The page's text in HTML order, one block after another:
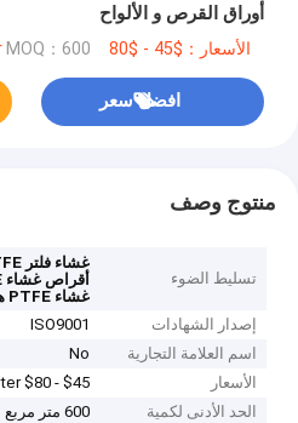
أوراق القرص و الألواح
الأسعار：$45 - $80 per square meter MOQ：600 متر مربع
افضل سعر
منتوج وصف
تسليط الضوء
غشاء فلتر PTFE هيدروفوبيك
أقراص غشاء PTFE هيدروفوبية
غشاء PTFE هيدروفوبيك 10 ملم
إصدار الشهادات
ISO9001
اسم العلامة التجارية
No
الأسعار
$45 - $80 per square meter
الحد الأدنى لكمية
600 متر مربع